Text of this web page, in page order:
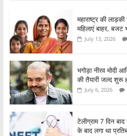
c
e
b
o
o
k
er s
A
p
ar
e
महाराष्ट्र की
महिलाएं बाहर, बजट
July 13, 2026
भगोड़ा नीरव मोदी
की तैयारी जल्द शुरू
July 6, 2026
टेलीग्राम 7 दिन
के बाद लगा था